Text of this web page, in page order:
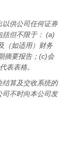
以供公司任何证券
括但不限于： (a)
（如适用）财务
摘要报告；(c)会
表表格。
结算及交收系统的
司不时向本公司发